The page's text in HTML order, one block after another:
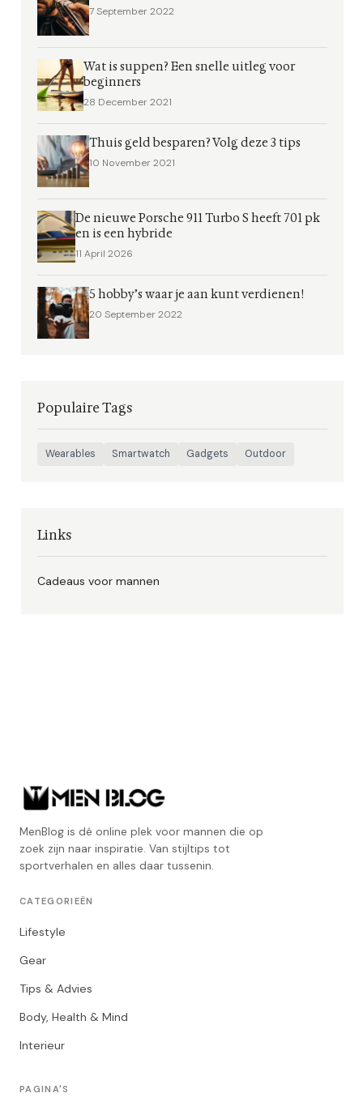
7 September 2022
Wat is suppen? Een snelle uitleg voor
beginners
28 December 2021
Thuis geld besparen? Volg deze 3 tips
10 November 2021
De nieuwe Porsche 911 Turbo S heeft 701 pk
en is een hybride
11 April 2026
5 hobby’s waar je aan kunt verdienen!
20 September 2022
Populaire Tags
Wearables Smartwatch Gadgets Outdoor
Links
Cadeaus voor mannen
MenBlog is dé online plek voor mannen die op
zoek zijn naar inspiratie. Van stijltips tot
sportverhalen en alles daar tussenin.
CATEGORIEËN
Lifestyle
Gear
Tips & Advies
Body, Health & Mind
Interieur
PAGINA'S